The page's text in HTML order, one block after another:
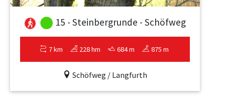
15 - Steinbergrunde - Schöfweg
7 km 228 hm 684 m 875 m
Schöfweg / Langfurth